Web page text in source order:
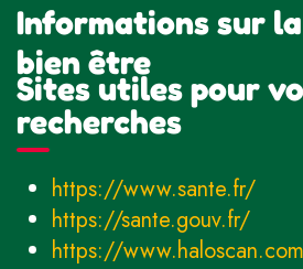
Informations sur
bien être
Sites utiles pour
recherches
https://www.sante.fr/
https://sante.gouv.fr/
https://